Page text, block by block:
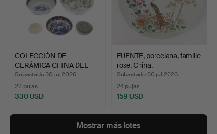
COLECCIÓN DE
CERÁMICA CHINA DEL
SIGLO XIX …
Subastado 30 jul 2026
22 pujas
330 USD
FUENTE, porcelana, famille
rose, China.
Subastado 30 jul 2026
24 pujas
159 USD
Mostrar más lotes